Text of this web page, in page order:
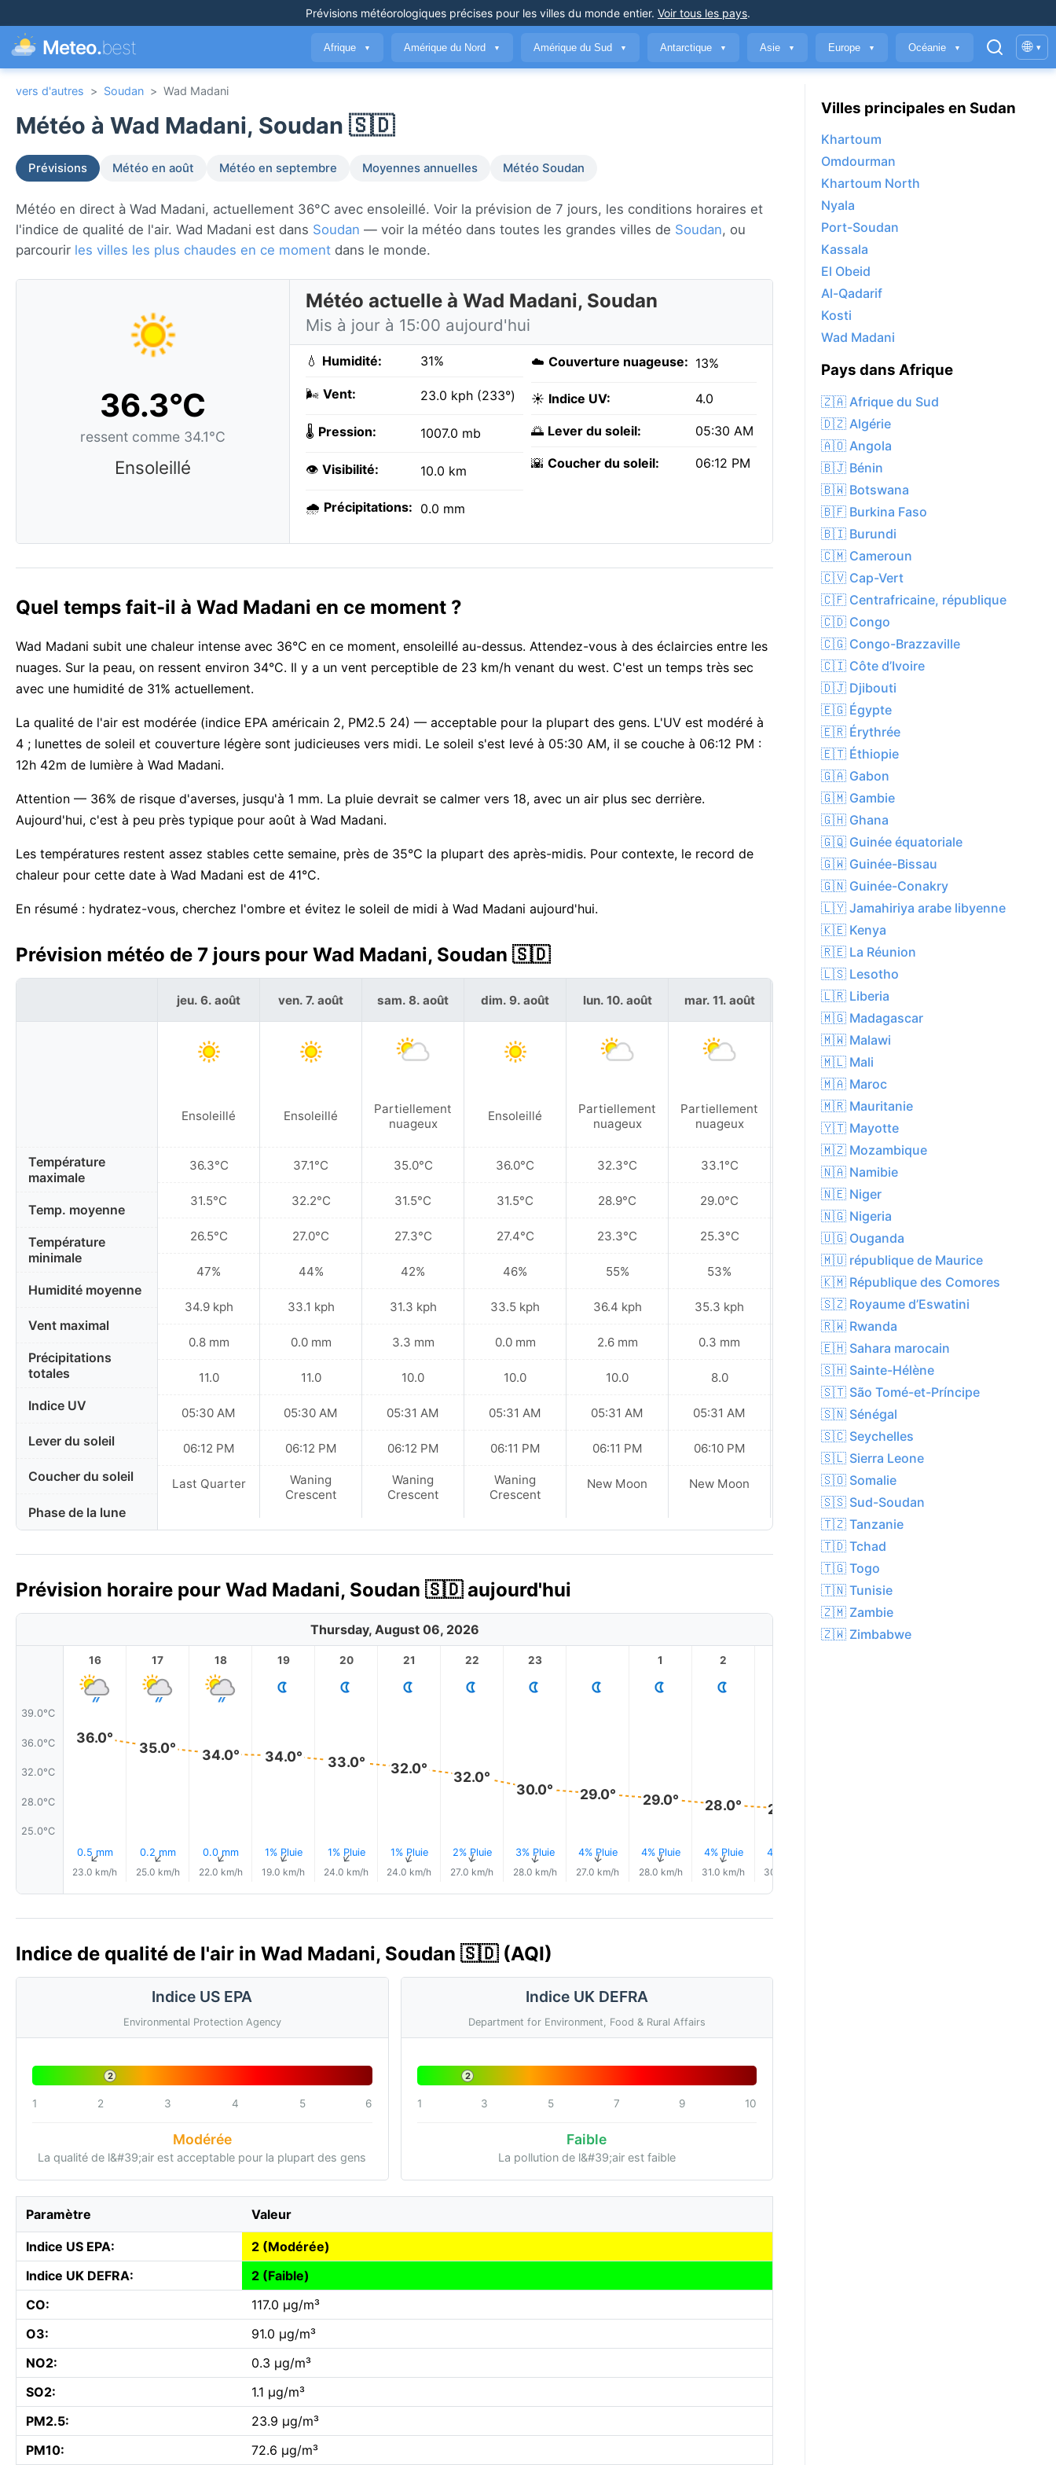
Prévisions météorologiques précises pour les villes du monde entier. Voir tous les pays.
Meteo.best Afrique ▼ Amérique du Nord ▼ Amérique du Sud ▼ Antarctique ▼ Asie ▼ Europe ▼ Océanie ▼ 🌐 ▾
vers d'autres > Soudan > Wad Madani
Météo à Wad Madani, Soudan 🇸🇩
Prévisions Météo en août Météo en septembre Moyennes annuelles Météo Soudan
Météo en direct à Wad Madani, actuellement 36°C avec ensoleillé. Voir la prévision de 7 jours, les conditions horaires et
l'indice de qualité de l'air. Wad Madani est dans Soudan — voir la météo dans toutes les grandes villes de Soudan, ou
parcourir les villes les plus chaudes en ce moment dans le monde.
36.3°C
ressent comme 34.1°C
Ensoleillé
Météo actuelle à Wad Madani, Soudan
Mis à jour à 15:00 aujourd'hui
💧 Humidité: 31%
🌬️ Vent: 23.0 kph (233°)
🌡️ Pression: 1007.0 mb
👁️ Visibilité: 10.0 km
🌧️ Précipitations: 0.0 mm
☁️ Couverture nuageuse: 13%
☀️ Indice UV: 4.0
🌅 Lever du soleil: 05:30 AM
🌇 Coucher du soleil: 06:12 PM
Quel temps fait-il à Wad Madani en ce moment ?
Wad Madani subit une chaleur intense avec 36°C en ce moment, ensoleillé au-dessus. Attendez-vous à des éclaircies entre les
nuages. Sur la peau, on ressent environ 34°C. Il y a un vent perceptible de 23 km/h venant du west. C'est un temps très sec
avec une humidité de 31% actuellement.
La qualité de l'air est modérée (indice EPA américain 2, PM2.5 24) — acceptable pour la plupart des gens. L'UV est modéré à
4 ; lunettes de soleil et couverture légère sont judicieuses vers midi. Le soleil s'est levé à 05:30 AM, il se couche à 06:12 PM :
12h 42m de lumière à Wad Madani.
Attention — 36% de risque d'averses, jusqu'à 1 mm. La pluie devrait se calmer vers 18, avec un air plus sec derrière.
Aujourd'hui, c'est à peu près typique pour août à Wad Madani.
Les températures restent assez stables cette semaine, près de 35°C la plupart des après-midis. Pour contexte, le record de
chaleur pour cette date à Wad Madani est de 41°C.
En résumé : hydratez-vous, cherchez l'ombre et évitez le soleil de midi à Wad Madani aujourd'hui.
Prévision météo de 7 jours pour Wad Madani, Soudan 🇸🇩
Température
maximale
Temp. moyenne
Température
minimale
Humidité moyenne
Vent maximal
Précipitations
totales
Indice UV
Lever du soleil
Coucher du soleil
Phase de la lune
jeu. 6. août
Ensoleillé
36.3°C
31.5°C
26.5°C
47%
34.9 kph
0.8 mm
11.0
05:30 AM
06:12 PM
Last Quarter
ven. 7. août
Ensoleillé
37.1°C
32.2°C
27.0°C
44%
33.1 kph
0.0 mm
11.0
05:30 AM
06:12 PM
Waning
Crescent
sam. 8. août
Partiellement
nuageux
35.0°C
31.5°C
27.3°C
42%
31.3 kph
3.3 mm
10.0
05:31 AM
06:12 PM
Waning
Crescent
dim. 9. août
Ensoleillé
36.0°C
31.5°C
27.4°C
46%
33.5 kph
0.0 mm
10.0
05:31 AM
06:11 PM
Waning
Crescent
lun. 10. août
Partiellement
nuageux
32.3°C
28.9°C
23.3°C
55%
36.4 kph
2.6 mm
10.0
05:31 AM
06:11 PM
New Moon
mar. 11. août
Partiellement
nuageux
33.1°C
29.0°C
25.3°C
53%
35.3 kph
0.3 mm
8.0
05:31 AM
06:10 PM
New Moon
mer. 12. août
Partiellement
nuageux
36.7°C
31.6°C
26.1°C
42%
22.7 kph
0.5 mm
9.0
05:31 AM
New Moon
Prévision horaire pour Wad Madani, Soudan 🇸🇩 aujourd'hui
Thursday, August 06, 2026
39.0°C
36.0°C
32.0°C
28.0°C
25.0°C
16
36.0°
0.5 mm
↑
23.0 km/h
17
35.0°
0.2 mm
↑
25.0 km/h
18
34.0°
0.0 mm
↑
22.0 km/h
19
34.0°
1% Pluie
↑
19.0 km/h
20
33.0°
1% Pluie
↑
24.0 km/h
21
32.0°
1% Pluie
↑
24.0 km/h
22
32.0°
2% Pluie
↑
27.0 km/h
23
30.0°
3% Pluie
↑
28.0 km/h
29.0°
4% Pluie
↑
27.0 km/h
1
29.0°
4% Pluie
↑
28.0 km/h
2
28.0°
4% Pluie
↑
31.0 km/h
28.0°
4% Pluie
30.0 km/h
Indice de qualité de l'air in Wad Madani, Soudan 🇸🇩 (AQI)
Indice US EPA
Environmental Protection Agency
2
1 2 3 4 5 6
Modérée
La qualité de l&#39;air est acceptable pour la plupart des gens
Indice UK DEFRA
Department for Environment, Food & Rural Affairs
2
1 3 5 7 9 10
Faible
La pollution de l&#39;air est faible
Paramètre Valeur
Indice US EPA:
2 (Modérée)
Indice UK DEFRA:
2 (Faible)
CO:
117.0 µg/m³
O3:
91.0 µg/m³
NO2:
0.3 µg/m³
SO2:
1.1 µg/m³
PM2.5:
23.9 µg/m³
PM10:
72.6 µg/m³
Villes principales en Sudan
Khartoum
Omdourman
Khartoum North
Nyala
Port-Soudan
Kassala
El Obeid
Al-Qadarif
Kosti
Wad Madani
Pays dans Afrique
🇿🇦 Afrique du Sud
🇩🇿 Algérie
🇦🇴 Angola
🇧🇯 Bénin
🇧🇼 Botswana
🇧🇫 Burkina Faso
🇧🇮 Burundi
🇨🇲 Cameroun
🇨🇻 Cap-Vert
🇨🇫 Centrafricaine, république
🇨🇩 Congo
🇨🇬 Congo-Brazzaville
🇨🇮 Côte d’Ivoire
🇩🇯 Djibouti
🇪🇬 Égypte
🇪🇷 Érythrée
🇪🇹 Éthiopie
🇬🇦 Gabon
🇬🇲 Gambie
🇬🇭 Ghana
🇬🇶 Guinée équatoriale
🇬🇼 Guinée-Bissau
🇬🇳 Guinée-Conakry
🇱🇾 Jamahiriya arabe libyenne
🇰🇪 Kenya
🇷🇪 La Réunion
🇱🇸 Lesotho
🇱🇷 Liberia
🇲🇬 Madagascar
🇲🇼 Malawi
🇲🇱 Mali
🇲🇦 Maroc
🇲🇷 Mauritanie
🇾🇹 Mayotte
🇲🇿 Mozambique
🇳🇦 Namibie
🇳🇪 Niger
🇳🇬 Nigeria
🇺🇬 Ouganda
🇲🇺 république de Maurice
🇰🇲 République des Comores
🇸🇿 Royaume d’Eswatini
🇷🇼 Rwanda
🇪🇭 Sahara marocain
🇸🇭 Sainte-Hélène
🇸🇹 São Tomé-et-Príncipe
🇸🇳 Sénégal
🇸🇨 Seychelles
🇸🇱 Sierra Leone
🇸🇴 Somalie
🇸🇸 Sud-Soudan
🇹🇿 Tanzanie
🇹🇩 Tchad
🇹🇬 Togo
🇹🇳 Tunisie
🇿🇲 Zambie
🇿🇼 Zimbabwe